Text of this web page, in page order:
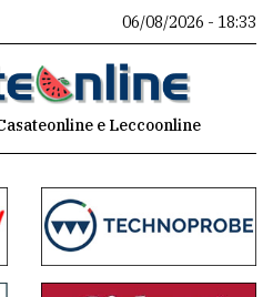
06/08/2026 - 18:33
e Leccoonline